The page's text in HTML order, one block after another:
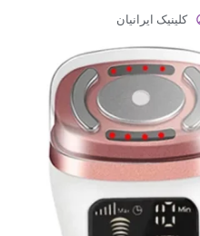
کلینیک ایرانیان